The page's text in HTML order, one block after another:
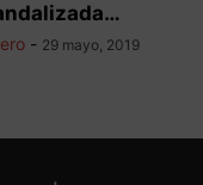
- 29 mayo, 2019